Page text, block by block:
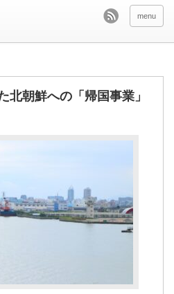
menu
北朝鮮への「帰国事業」